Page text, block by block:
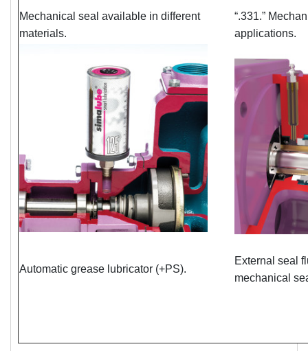
Mechanical seal available in different
materials.
“.331.”
applications.
Automatic grease lubricator (+PS).
External seal
mechanical